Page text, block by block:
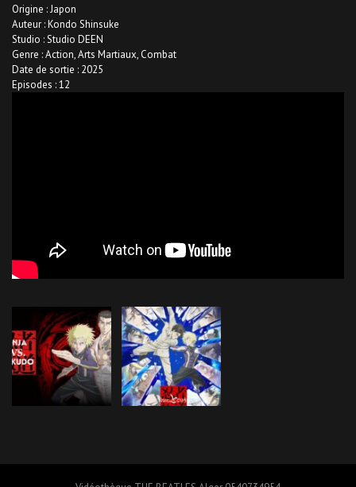
Origine : Japon
Auteur : Kondo Shinsuke
Studio : Studio DEEN
Genre : Action, Arts Martiaux, Combat
Date de sortie : 2025
Episodes : 12